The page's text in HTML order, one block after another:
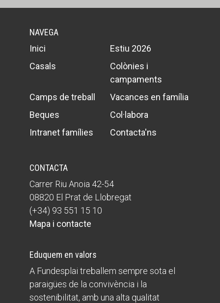
NAVEGA
Inici
Estiu 2026
Casals
Colònies i
campaments
Camps de treball
Vacances en família
Beques
Col·labora
Intranet famílies
Contacta'ns
CONTACTA
Carrer Riu Anoia 42-54
08820 El Prat de Llobregat
(+34) 93 551 15 10
Mapa i contacte
Eduquem en valors
A Fundesplai treballem sempre sota el
paraigües de la convivència i la
sostenibilitat, amb una alta qualitat